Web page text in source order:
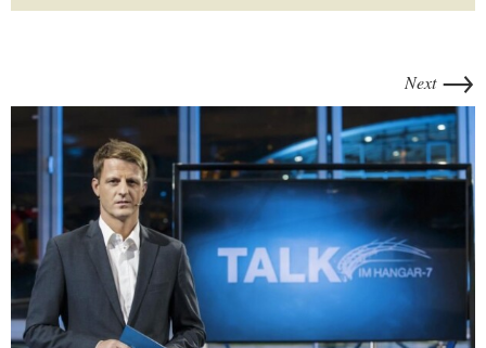
Next →